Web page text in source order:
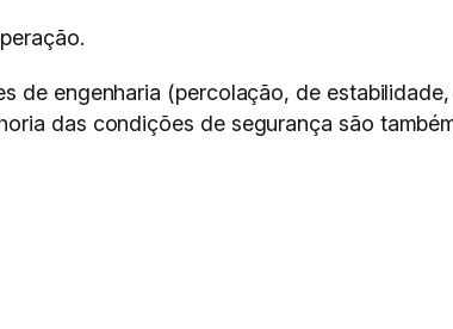
de engenharia (percolação, de
das condições de segurança são